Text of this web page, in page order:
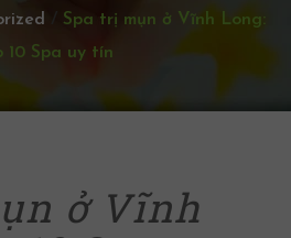
Spa trị mụn ở Vĩnh Long:
10 Spa uy tín
ở Vĩnh